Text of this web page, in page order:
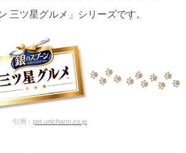
三ツ星グルメ」シリーズです。
引用： pet.unicharm.co.jp